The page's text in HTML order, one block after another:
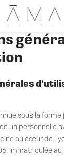
sous la forme
unipersonnelle
au cœur de
Immatriculée